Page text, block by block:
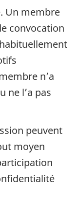
Un membre
convocation
n’a
ne l’a pas
peuvent
moyen